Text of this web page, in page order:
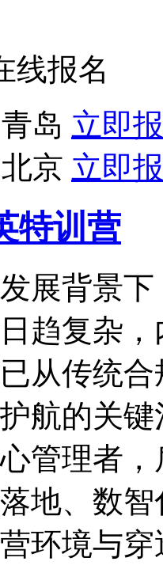
线报名
青岛 立即
北京 立即
特训营
展背景
趋复杂
从传统
航的关
管理者
地、数
环境与